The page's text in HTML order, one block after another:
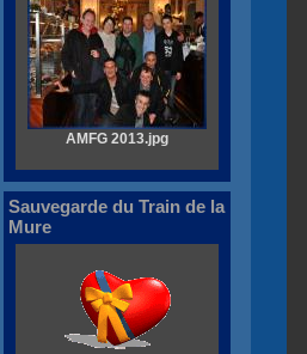
AMFG 2013.jpg
Sauvegarde du Train de la
Mure